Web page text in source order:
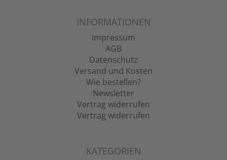
INFORMATIONEN
Impressum
AGB
Datenschutz
Versand und Kosten
Wie bestellen?
Newsletter
Vertrag widerrufen
Vertrag widerrufen
KATEGORIEN